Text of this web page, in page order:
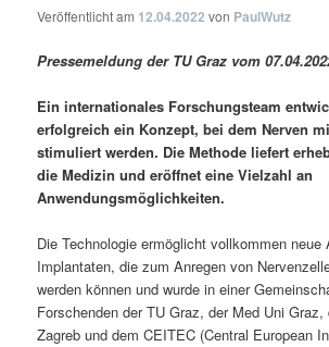
Veröffentlicht am 12.04.2022 von PaulWutz
Pressemeldung der TU Graz vom
Ein internationales Forschungsteam
erfolgreich ein Konzept, bei dem Nerven
stimuliert werden. Die Methode liefert
die Medizin und eröffnet eine Vielzahl an
Anwendungsmöglichkeiten.
Die Technologie ermöglicht vollkommen neue
Implantaten, die zum Anregen von
werden können und wurde in einer
Forschenden der TU Graz, der Med Uni
Zagreb und dem CEITEC (Central European